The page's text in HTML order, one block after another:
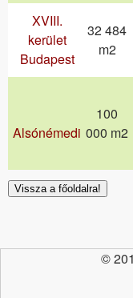
XVIII.
kerület
Budapest
32 484
m2
Alsónémedi
100
000 m2
Vissza a főoldalra!
©